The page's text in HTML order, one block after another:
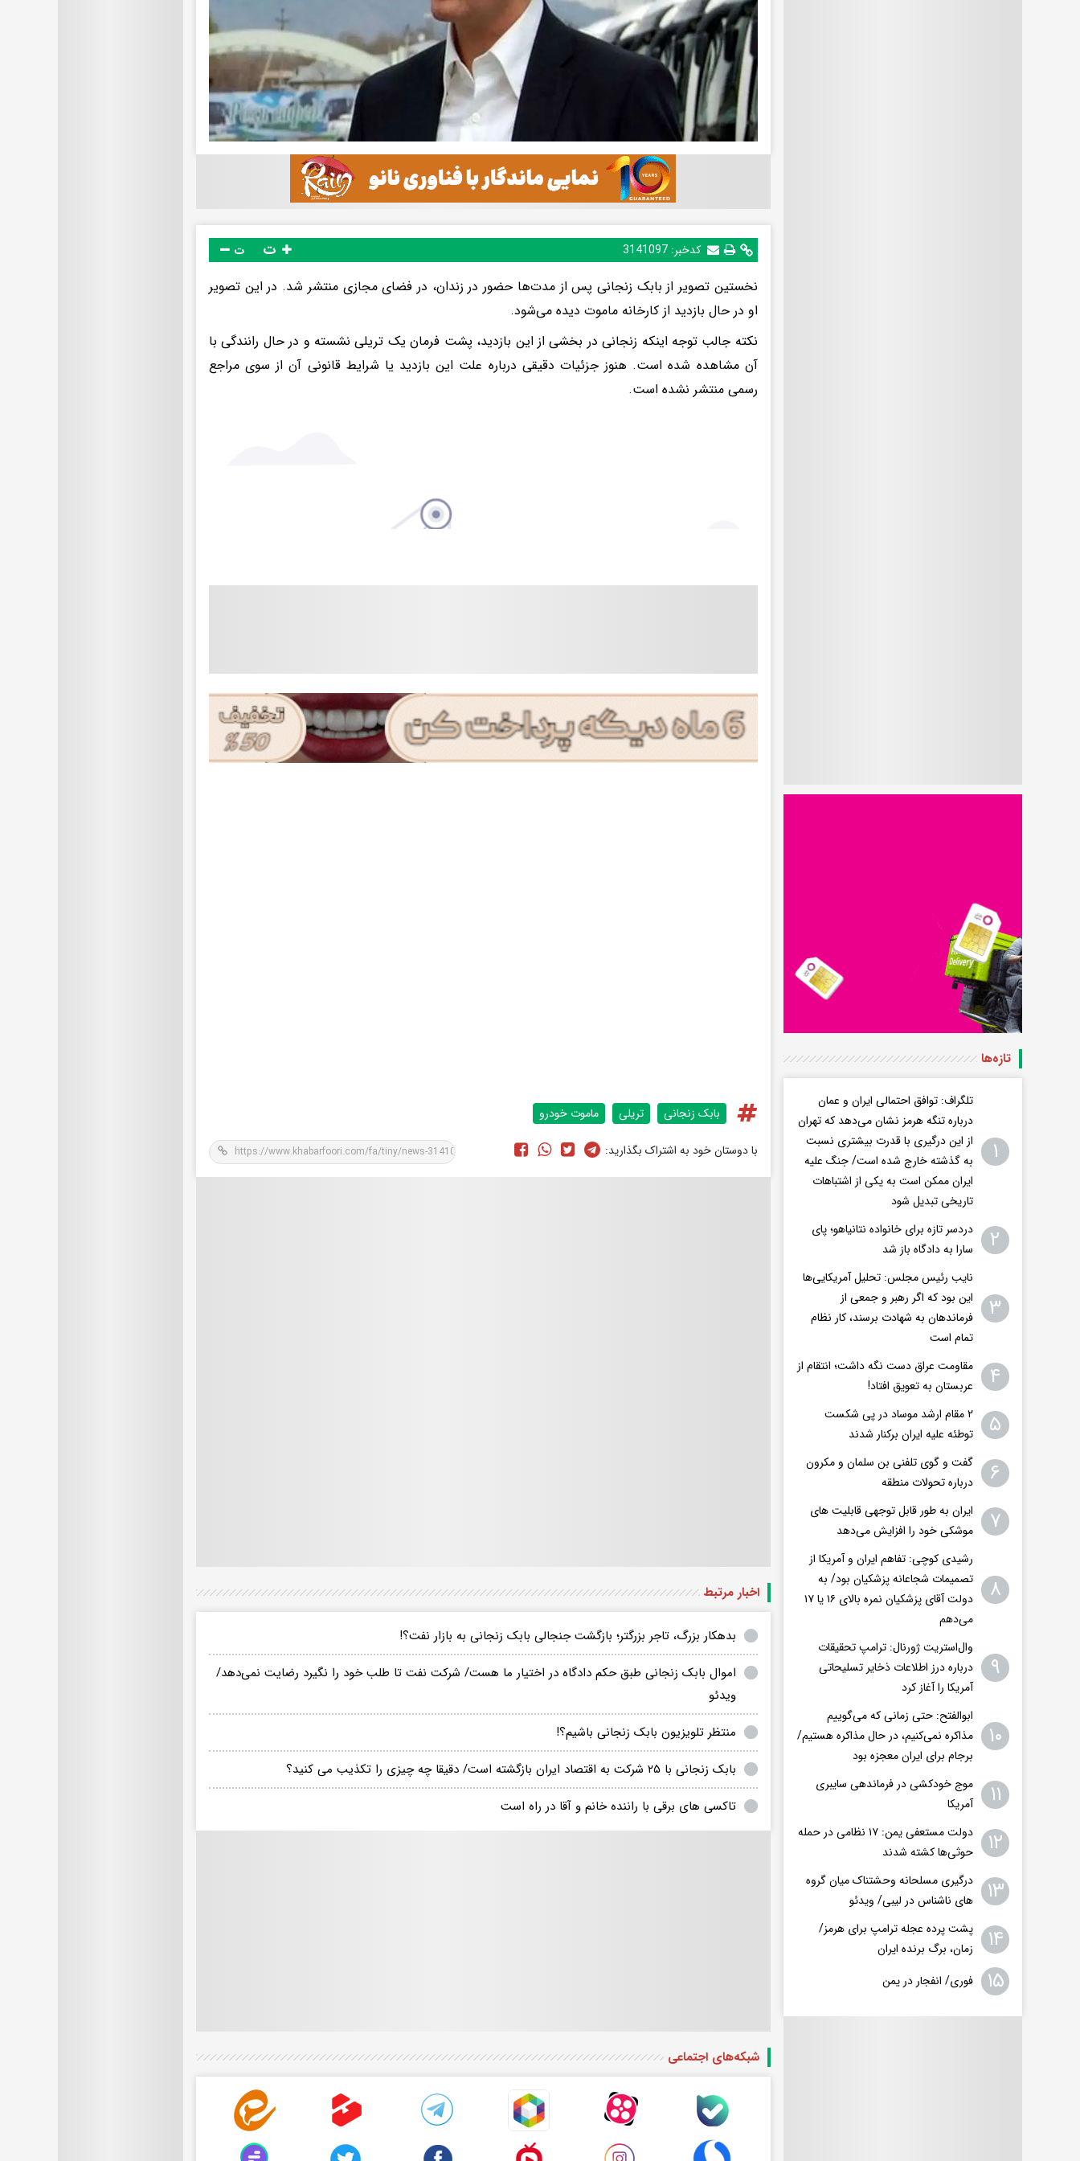
کدخبر:3141097 ت
نخستین تصویر از بابک زنجانی پس از مدت‌ها حضور در زندان، در فضای مجازی منتشر شد. در این تصویر
او در حال بازدید از کارخانه ماموت دیده می‌شود.
نکته جالب‌ توجه اینکه زنجانی در بخشی از این بازدید، پشت فرمان یک تریلی نشسته و در حال رانندگی با
آن مشاهده شده است. هنوز جزئیات دقیقی درباره علت این بازدید یا شرایط قانونی آن از سوی مراجع
رسمی منتشر نشده است.
بابک زنجانی تریلی ماموت خودرو
با دوستان خود به اشتراک بگذارید:
اخبار مرتبط
بدهکار بزرگ، تاجر بزرگتر؛ بازگشت جنجالی بابک زنجانی به بازار نفت؟!
اموال بابک زنجانی طبق حکم دادگاه در اختیار ما هست/ شرکت نفت تا طلب خود را نگیرد رضایت نمی‌دهد/
ویدئو
منتظر تلویزیون بابک زنجانی باشیم؟!
بابک زنجانی با ۲۵ شرکت به اقتصاد ایران بازگشته است/ دقیقا چه چیزی را تکذیب می کنید؟
تاکسی های برقی با راننده خانم و آقا در راه است
شبکه‌های اجتماعی
تازه‌ها
۱
تلگراف: توافق احتمالی ایران و عمان
درباره تنگه هرمز نشان می‌دهد که تهران
از این درگیری با قدرت بیشتری نسبت
به گذشته خارج شده است/ جنگ علیه
ایران ممکن است به یکی از اشتباهات
تاریخی تبدیل شود
۲
دردسر تازه برای خانواده نتانیاهو؛ پای
سارا به دادگاه باز شد
۳
نایب رئیس مجلس: تحلیل آمریکایی‌ها
این بود که اگر رهبر و جمعی از
فرماندهان به شهادت برسند، کار نظام
تمام است
۴
مقاومت عراق دست نگه داشت؛ انتقام از
عربستان به تعویق افتاد!
۵
۲ مقام‌ ارشد موساد در پی شکست
توطئه علیه ایران برکنار شدند
۶
گفت و گوی تلفنی بن سلمان و مکرون
درباره تحولات منطقه
۷
ایران به طور قابل توجهی قابلیت های
موشکی خود را افزایش می‌دهد
۸
رشیدی کوچی: تفاهم ایران و آمریکا از
تصمیمات شجاعانه پزشکیان بود/ به
دولت آقای پزشکیان نمره بالای ۱۶ یا ۱۷
می‌دهم
۹
وال‌استریت ژورنال: ترامپ تحقیقات
درباره درز اطلاعات ذخایر تسلیحاتی
آمریکا را آغاز کرد
۱۰
ابوالفتح: حتی زمانی که می‌گوییم
مذاکره نمی‌کنیم، در حال مذاکره هستیم/
برجام برای ایران معجزه بود
۱۱
موج خودکشی در فرماندهی سایبری
آمریکا
۱۲
دولت مستعفی یمن: ۱۷ نظامی در حمله
حوثی‌ها کشته شدند
۱۳
درگیری مسلحانه وحشتناک میان گروه
های ناشناس در لیبی/ ویدئو
۱۴
پشت پرده عجله ترامپ برای هرمز/
زمان، برگ برنده ایران
۱۵ فوری/ انفجار در یمن